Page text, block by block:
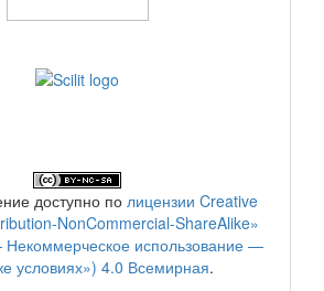
доступно по лицензии Creative
NonCommercial-ShareAlike»
использование —
условиях») 4.0 Всемирная.